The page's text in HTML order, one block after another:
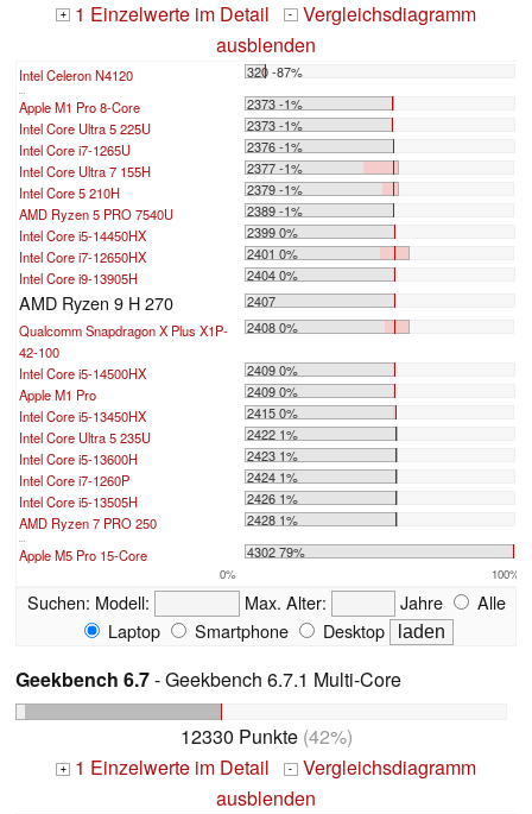
+ 1 Einzelwerte im Detail - Vergleichsdiagramm
ausblenden
Intel Celeron N4120 320 -87%
Apple M1 Pro 8-Core
2373 -1%
Intel Core Ultra 5 225U
2373 -1%
Intel Core i7-1265U
2376 -1%
Intel Core Ultra 7 155H
2377 -1%
Intel Core 5 210H
2379 -1%
AMD Ryzen 5 PRO 7540U
2389 -1%
Intel Core i5-14450HX
2399 0%
Intel Core i7-12650HX
2401 0%
Intel Core i9-13905H
2404 0%
AMD Ryzen 9 H 270
2407
Qualcomm Snapdragon X Plus X1P-
42-100
2408 0%
Intel Core i5-14500HX
2409 0%
Apple M1 Pro
2409 0%
Intel Core i5-13450HX
2415 0%
Intel Core Ultra 5 235U
2422 1%
Intel Core i5-13600H
2423 1%
Intel Core i7-1260P
2424 1%
Intel Core i5-13505H
2426 1%
AMD Ryzen 7 PRO 250
2428 1%
Apple M5 Pro 15-Core 4302 79%
0% 100%
Suchen: Modell: Max. Alter: Jahre
Alle
Laptop
Smartphone Desktop
Geekbench 6.7- Geekbench 6.7.1 Multi-Core
12330 Punkte(42%)
+ 1 Einzelwerte im Detail - Vergleichsdiagramm
ausblenden